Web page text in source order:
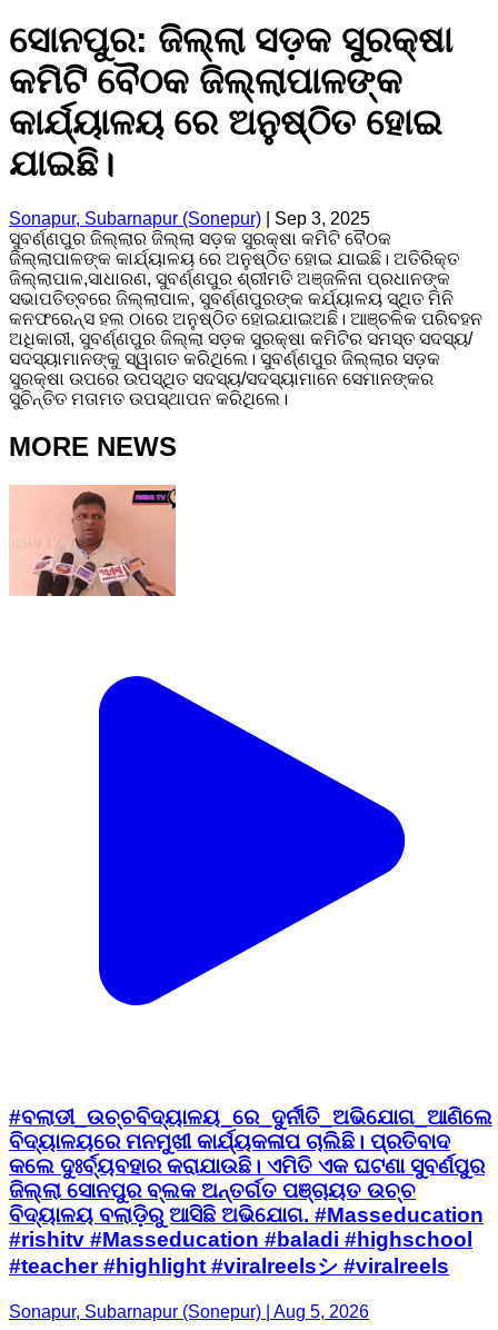
ସୋନପୁର: ଜିଲ୍ଲା ସଡ଼କ ସୁରକ୍ଷା
କମିଟି ବୈଠକ ଜିଲ୍ଲାପାଳଙ୍କ
କାର୍ଯ୍ୟାଳୟ ରେ ଅନୁଷ୍ଠିତ ହୋଇ
ଯାଇଛି।
Sonapur, Subarnapur (Sonepur)
Sep 3, 2025
ସୁବର୍ଣ୍ଣପୁର ଜିଲ୍ଲାର ଜିଲ୍ଲା ସଡ଼କ ସୁରକ୍ଷା କମିଟି ବୈଠକ
ଜିଲ୍ଲାପାଳଙ୍କ କାର୍ଯ୍ୟାଳୟ ରେ ଅନୁଷ୍ଠିତ ହୋଇ ଯାଇଛି। ଅତିରିକ୍ତ
ଜିଲ୍ଲାପାଳ,ସାଧାରଣ, ସୁବର୍ଣ୍ଣପୁର ଶ୍ରୀମତି ଅଞ୍ଜଳିନା ପ୍ରଧାନଙ୍କ
ସଭାପତିତ୍ବରେ ଜିଲ୍ଲାପାଳ, ସୁବର୍ଣ୍ଣପୁରଙ୍କ କର୍ଯ୍ୟାଳୟ ସ୍ଥିତ ମିନି
କନଫରେନ୍ସ ହଲ ଠାରେ ଅନୁଷ୍ଠିତ ହୋଇଯାଇଅଛି। ଆଞ୍ଚଳିକ ପରିବହନ
ଅଧିକାରୀ, ସୁବର୍ଣ୍ଣପୁର ଜିଲ୍ଲା ସଡ଼କ ସୁରକ୍ଷା କମିଟିର ସମସ୍ତ ସଦସ୍ୟ/
ସଦସ୍ୟାମାନଙ୍କୁ ସ୍ୱାଗତ କରିଥିଲେ। ସୁବର୍ଣ୍ଣପୁର ଜିଲ୍ଲାର ସଡ଼କ
ସୁରକ୍ଷା ଉପରେ ଉପସ୍ଥିତ ସଦସ୍ୟ/ସଦସ୍ୟାମାନେ ସେମାନଙ୍କର
ସୁଚିନ୍ତିତ ମତାମତ ଉପସ୍ଥାପନ କରିଥିଲେ।
MORE NEWS
#ବଲାଡୀ_ଉଚ୍ଚବିଦ୍ୟାଳୟ_ରେ_ଦୁର୍ନୀତି_ଅଭିଯୋଗ_ଆଣିଲେ
ବିଦ୍ୟାଳୟରେ ମନମୁଖୀ କାର୍ଯ୍ୟକଳାପ ଚାଲିଛି। ପ୍ରତିବାଦ
କଲେ ଦୁଃର୍ବ୍ୟବହାର କରାଯାଉଛି। ଏମିତି ଏକ ଘଟଣା ସୁବର୍ଣପୁର
ଜିଲ୍ଲା ସୋନପୁର ବ୍ଲକ ଅନ୍ତର୍ଗତ ପଞ୍ଚାୟତ ଉଚ୍ଚ
ବିଦ୍ୟାଳୟ ବଲାଡ଼ିରୁ ଆସିଛି ଅଭିଯୋଗ. #Masseducation
#rishitv #Masseducation #baladi #highschool
#teacher #highlight #viralreelsシ #viralreels
Sonapur, Subarnapur (Sonepur) | Aug 5, 2026